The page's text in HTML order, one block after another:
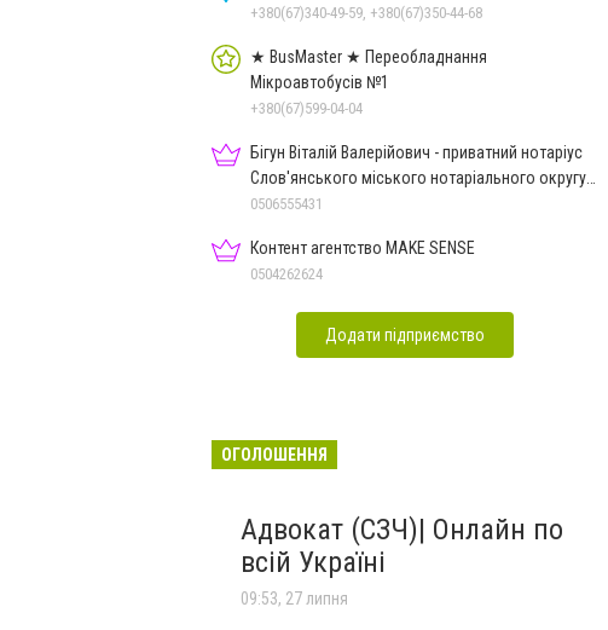
+380(67)340-49-59, +380(67)350-44-68
★ BusMaster ★ Переобладнання
Мікроавтобусів №1
+380(67)599-04-04
Бігун Віталій Валерійович - приватний нотаріус
Слов'янського міського нотаріального округу
Дон.обл.
0506555431
Контент агентство MAKE SENSE
0504262624
Додати підприємство
ОГОЛОШЕННЯ
Адвокат (СЗЧ)| Онлайн по
всій Україні
09:53, 27 липня